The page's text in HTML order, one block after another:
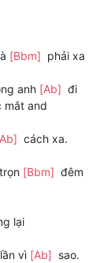
[Bbm] phải xa
anh [Ab] đi
mắt and
cách xa.
[Bbm] đêm
lại
vì [Ab] sao.